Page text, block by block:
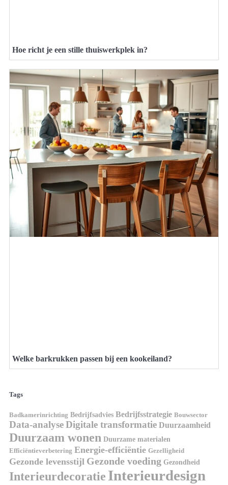
Hoe richt je een stille thuiswerkplek in?
Welke barkrukken passen bij een kookeiland?
Tags
Badkamerinrichting Bedrijfsadvies Bedrijfsstrategie Bouwsector
Data-analyseDigitale transformatie Duurzaamheid
Duurzaam wonen Duurzame materialen
Efficiëntieverbetering Energie-efficiëntie Gezelligheid
Gezonde levensstijl Gezonde voeding Gezondheid
Interieurdecoratie Interieurdesign